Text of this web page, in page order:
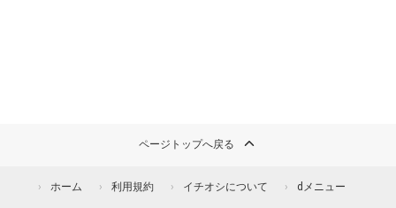
ページトップへ戻る
ホーム 利用規約 イチオシについて dメニュー